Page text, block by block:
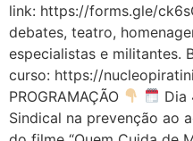
link: https://forms.gle/
debates, teatro,
especialistas e militantes.
curso: https://
PROGRAMAÇÃO
Dia
Sindical na prevenção ao